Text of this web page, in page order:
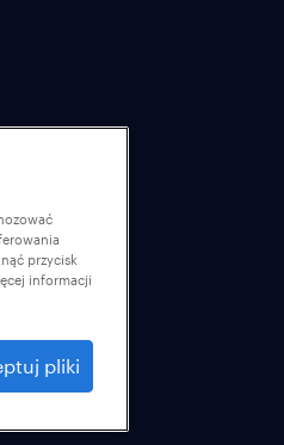
przycisk
informacji
pliki